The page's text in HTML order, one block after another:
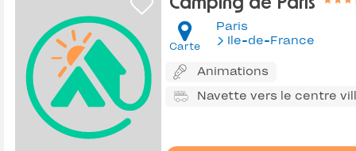
Carte
Paris
Ile-de-France
Animations
Navette vers le centre